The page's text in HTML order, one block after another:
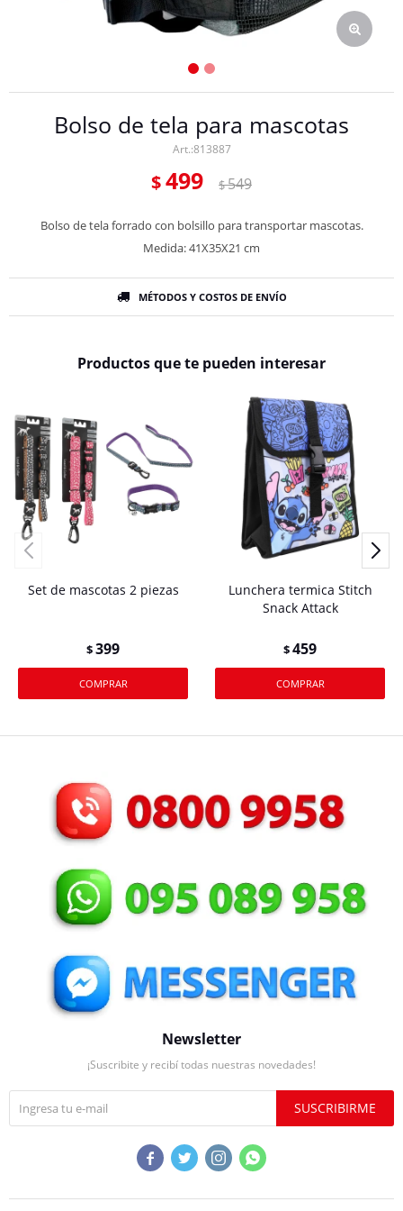
Bolso de tela para mascotas
813887
$499 $549
Bolso de tela forrado con bolsillo para transportar mascotas.
Medida: 41X35X21 cm
MÉTODOS Y COSTOS DE ENVÍO
Productos que te pueden interesar
Set de mascotas 2 piezas
$399
Lunchera termica Stitch
Snack Attack
$459
Newsletter
¡Suscribite y recibí todas nuestras novedades!
SUSCRIBIRME
   